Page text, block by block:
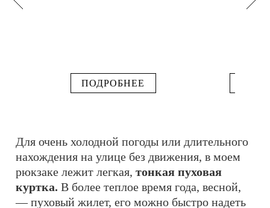
ПОДРОБНЕЕ
Для очень холодной погоды или длительного
нахождения на улице без движения, в моем
рюкзаке лежит легкая, тонкая пуховая
куртка. В более теплое время года, весной,
— пуховый жилет, его можно быстро надеть